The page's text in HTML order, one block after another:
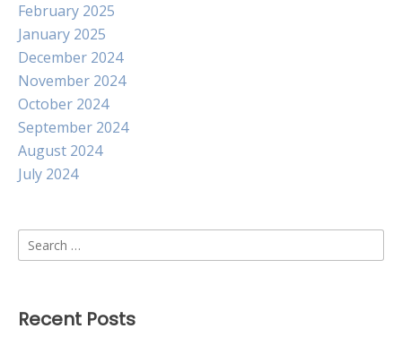
February 2025
January 2025
December 2024
November 2024
October 2024
September 2024
August 2024
July 2024
Search
for:
Recent Posts